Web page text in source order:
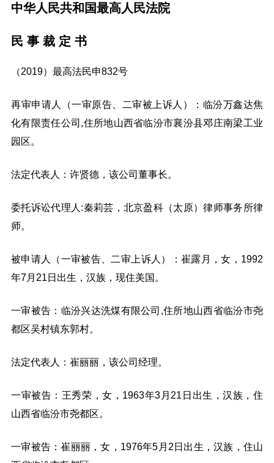
中华人民共和国最高人民法院
民 事 裁 定 书
（2019）最高法民申832号
再审申请人（一审原告、二审被上诉人）：临汾万鑫达焦
化有限责任公司,住所地山西省临汾市襄汾县邓庄南梁工业
园区。
法定代表人：许贤德，该公司董事长。
委托诉讼代理人:秦莉芸，北京盈科（太原）律师事务所律
师。
被申请人（一审被告、二审上诉人）：崔露月，女，1992
年7月21日出生，汉族，现住美国。
一审被告：临汾兴达洗煤有限公司,住所地山西省临汾市尧
都区吴村镇东郭村。
法定代表人：崔丽丽，该公司经理。
一审被告：王秀荣，女，1963年3月21日出生，汉族，住
山西省临汾市尧都区。
一审被告：崔丽丽，女，1976年5月2日出生，汉族，住山